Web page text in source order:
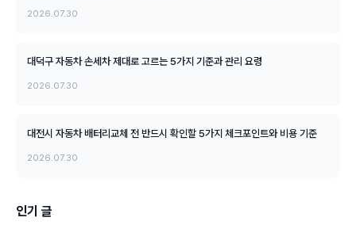
2026.07.30
대덕구 자동차 손세차 제대로 고르는 5가지 기준과 관리 요령
2026.07.30
대전시 자동차 배터리교체 전 반드시 확인할 5가지 체크포인트와 비용 기준
2026.07.30
인기 글